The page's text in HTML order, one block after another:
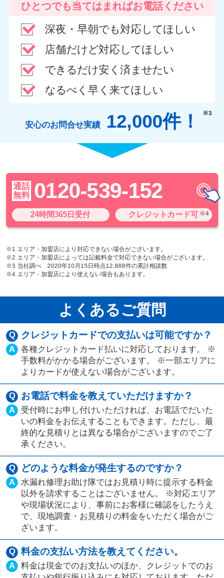
ひとつでも当てはまればお電話ください
深夜・早朝でも対応してほしい
店舗だけど対応してほしい
できるだけ安く済ませたい
なるべく早く来てほしい
安心のお問合せ実績 12,000件！ ※3
通話
無料 0120-539-152
24時間365日受付 クレジットカード可 ※4
※1 エリア・加盟店により対応できない場合がございます。
※2 エリア・加盟店によっては記載料金で対応できない場合がございます。
※3 当社調べ 2020年10月15日時点12,888件の累計相談数
※4 エリア・加盟店により使えない場合もあります。
よくあるご質問
Q クレジットカードでの支払いは可能ですか？
A
各種クレジットカード払いに対応しております。 ※
手数料がかかる場合がございます。 ※一部エリアに
よりカードが使えない場合がございます。
Q お電話で料金を教えていただけますか？
A
受付時にお申し付けいただければ、お電話でだいた
いの料金をお伝えすることもできます。ただし、最
終的な見積りとは異なる場合がございますのでご了
承ください。
Q どのような料金が発生するのですか？
A
水漏れ修理お助け隊ではお見積り時に提示する料金
以外を請求することはございません。 ※対応エリア
や現場状況により、事前にお客様に確認をしたうえ
で、現地調査・お見積りの料金をいただく場合がご
ざいます。
Q 料金の支払い方法を教えてください。
A
料金は現金でのお支払いのほか、クレジットでのお